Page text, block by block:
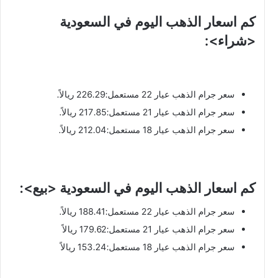
كم اسعار الذهب اليوم في السعودية
<شراء>:
سعر جرام الذهب عيار 22 مستعمل:226.29 ريالاً.
سعر جرام الذهب عيار 21 مستعمل:217.85 ريالاً.
سعر جرام الذهب عيار 18 مستعمل:212.04 ريالاً.
كم اسعار الذهب اليوم في السعودية <بيع>:
سعر جرام الذهب عيار 22 مستعمل:188.41 ريالاً.
سعر جرام الذهب عيار 21 مستعمل:179.62 ريالاً
سعر جرام الذهب عيار 18 مستعمل:153.24 ريالاً